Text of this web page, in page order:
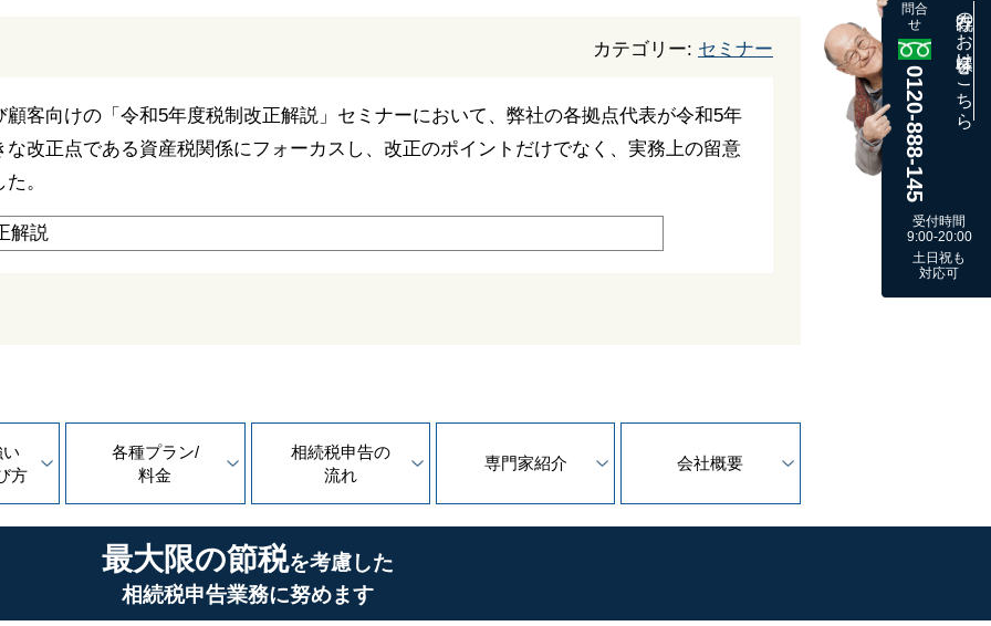
カテゴリー: セミナー
客向けの「令和5年度税制改正解説」セミナーにおいて、弊社の各拠点代表が令和5年
改正点である資産税関係にフォーカスし、改正のポイントだけでなく、実務上の留意
。
方
各種プラン/
料金
相続税申告の
流れ
専門家紹介 会社概要
最大限の節税を考慮した
相続税申告業務に努めます
問合
せ
0120-888-145
既存のお客様はこちら
受付時間
9:00-20:00
土日祝も
対応可